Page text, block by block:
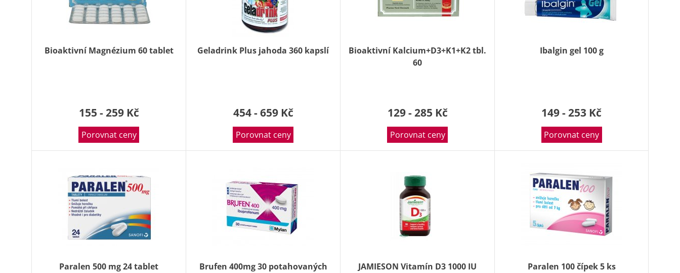
Bioaktivní Magnézium 60 tablet
155 - 259 Kč
Porovnat ceny
Geladrink Plus jahoda 360 kapslí
454 - 659 Kč
Porovnat ceny
Bioaktivní Kalcium+D3+K1+K2 tbl.
60
129 - 285 Kč
Porovnat ceny
Ibalgin gel 100 g
149 - 253 Kč
Porovnat ceny
Paralen 500 mg 24 tablet
Brufen 400mg 30 potahovaných
JAMIESON Vitamín D3 1000 IU
Paralen 100 čípek 5 ks